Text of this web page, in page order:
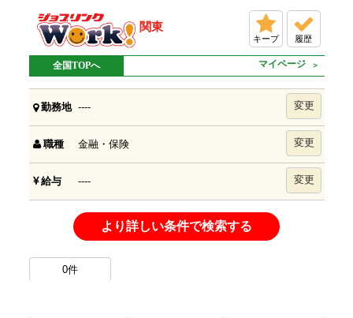
関東
キープ 履歴
全国TOPへ マイページ
勤務地 ---- 変更
職種 金融・保険 変更
給与 ---- 変更
より詳しい条件で検索する
0件